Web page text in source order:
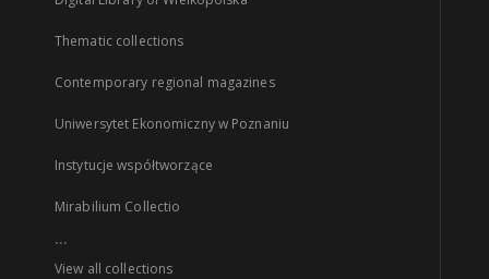
Thematic collections
Contemporary regional magazines
Uniwersytet Ekonomiczny w Poznaniu
Instytucje współtworzące
Mirabilium Collectio
...
View all collections